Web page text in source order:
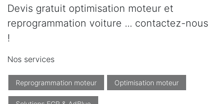
Devis gratuit optimisation moteur et
reprogrammation voiture ... contactez-nous
!
Nos services
Reprogrammation moteur Optimisation moteur